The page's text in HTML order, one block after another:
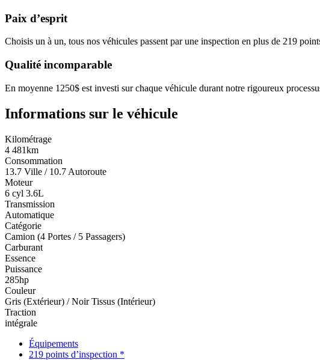
Paix d’esprit
Choisis un à un, tous nos véhicules passent par une inspection en plus de 219
Qualité incomparable
En moyenne 1250$ est investi sur chaque véhicule durant notre rigoureux
Informations sur le véhicule
Kilométrage
4 481km
Consommation
13.7 Ville / 10.7 Autoroute
Moteur
6 cyl 3.6L
Transmission
Automatique
Catégorie
Camion (4 Portes / 5 Passagers)
Carburant
Essence
Puissance
285hp
Couleur
Gris (Extérieur) / Noir Tissus (Intérieur)
Traction
intégrale
Équipements
219 points d’inspection *